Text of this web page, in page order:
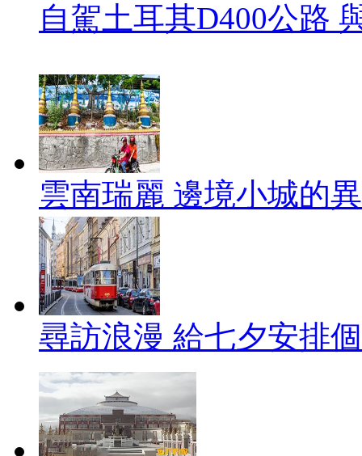
自駕土耳其D400公路
雲南瑞麗 邊境小城的
尋訪浪漫 給七夕安排